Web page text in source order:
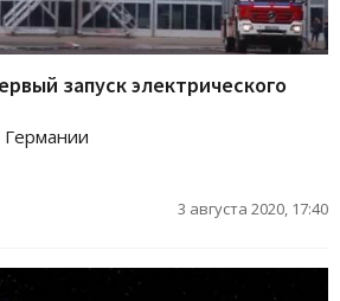
запуск электрического
3 августа 2020, 17:40